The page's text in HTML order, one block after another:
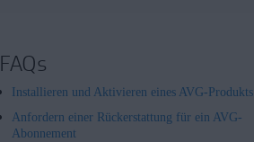
FAQs
Installieren und Aktivieren eines AVG-Produkts
Anfordern einer Rückerstattung für ein AVG-
Abonnement